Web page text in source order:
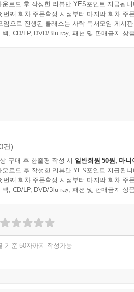
운로드 후 작성한 리뷰만 YES포인트 지급됩니
번째 회차 주문확정 시점부터 마지막 회차 주
임으로 진행된 클래스는 사락 독서모임 게시
백, CD/LP, DVD/Blu-ray, 패션 및 판매금지 상
건)
구매 후 한줄평 작성 시 일반회원 50원, 마니
운로드 후 작성한 리뷰만 YES포인트 지급됩니
번째 회차 주문확정 시점부터 마지막 회차 주
백, CD/LP, DVD/Blu-ray, 패션 및 판매금지 상
기준 50자까지 작성가능